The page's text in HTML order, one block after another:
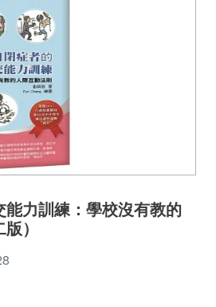
力訓練：學校沒有教的
）